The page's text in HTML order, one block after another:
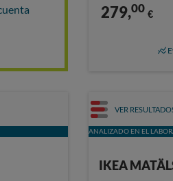
279,00 €
VER
ANALIZADO EN EL
IKEA